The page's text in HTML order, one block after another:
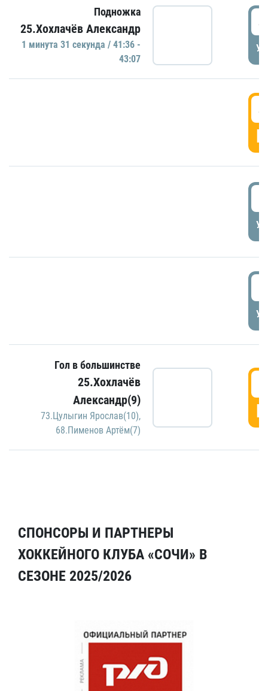
Подножка
25.Хохлачёв Александр
1 минутa 31 секундa / 41:36 -
43:07
Гол в большинстве
25.Хохлачёв
Александр(9)
73.Цулыгин Ярослав(10),
68.Пименов Артём(7)
СПОНСОРЫ И ПАРТНЕРЫ
ХОККЕЙНОГО КЛУБА «СОЧИ» В
СЕЗОНЕ 2025/2026